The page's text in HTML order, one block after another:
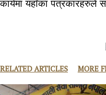
कार्यमा यहाँका पत्रकारहरुले
RELATED ARTICLES MORE
आदिवासीजनजाति